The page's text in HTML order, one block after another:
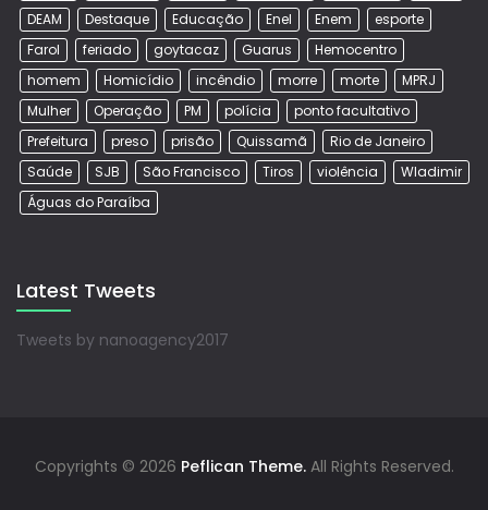
DEAM
Destaque Educação Enel Enem
esporte
Farol
feriado goytacaz Guarus
Hemocentro
homem
Homicídio incêndio morre morte
MPRJ
Mulher
Operação PM polícia
ponto facultativo
Prefeitura
preso prisão Quissamã
Rio de Janeiro
Saúde
SJB São Francisco Tiros violência
Wladimir
Águas do Paraíba
Latest Tweets
Tweets by nanoagency2017
Copyrights © 2026 Peflican Theme. All Rights Reserved.